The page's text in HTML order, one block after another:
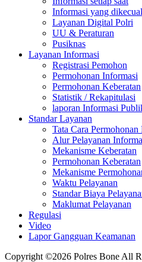
Informasi yang
Layanan Digital Polri
UU & Peraturan
Pusiknas
Layanan Informasi
Registrasi Pemohon
Permohonan Informasi
Permohonan Keberatan
Statistik / Rekapitulasi
laporan Informasi
Standar Layanan
Tata Cara Permohonan
Alur Pelayanan
Mekanisme Keberatan
Permohonan Keberatan
Mekanisme
Waktu Pelayanan
Standar Biaya
Maklumat Pelayanan
Regulasi
Video
Lapor Gangguan Keamanan
Copyright ©2026 Polres Bone All